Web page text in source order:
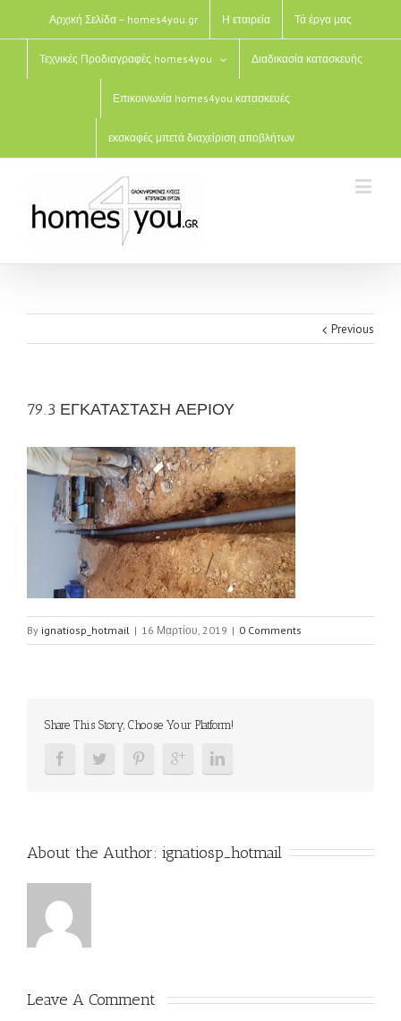
Αρχική Σελίδα – homes4you.gr Η εταιρεία Τά έργα μας
Τεχνικές Προδιαγραφές homes4you Διαδικασία κατασκευής
Επικοινωνία homes4you κατασκευές
εκσκαφές μπετά διαχείριση αποβλήτων
Previous
79.3 ΕΓΚΑΤΑΣΤΑΣΗ ΑΕΡΙΟΥ
By ignatiosp_hotmail | 16 Μαρτίου, 2019 | 0 Comments
Share This Story, Choose Your Platform!
About the Author: ignatiosp_hotmail
Leave A Comment